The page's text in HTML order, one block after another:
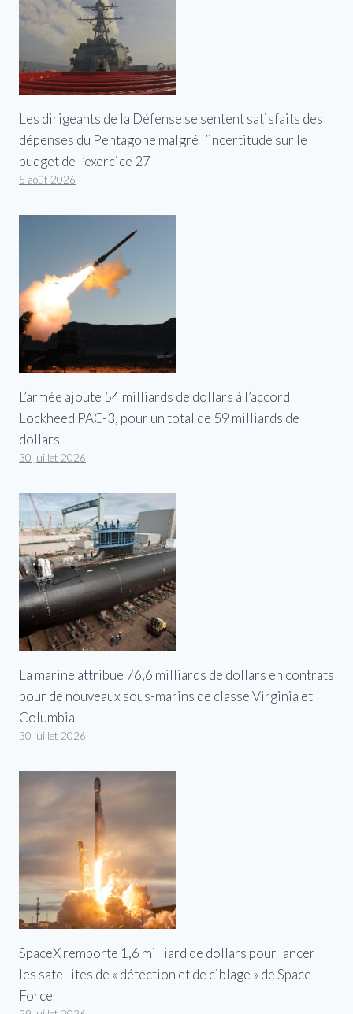
Les dirigeants de la Défense se sentent satisfaits des
dépenses du Pentagone malgré l’incertitude sur le
budget de l’exercice 27
5 août 2026
L’armée ajoute 54 milliards de dollars à l’accord
Lockheed PAC-3, pour un total de 59 milliards de
dollars
30 juillet 2026
La marine attribue 76,6 milliards de dollars en contrats
pour de nouveaux sous-marins de classe Virginia et
Columbia
30 juillet 2026
SpaceX remporte 1,6 milliard de dollars pour lancer
les satellites de « détection et de ciblage » de Space
Force